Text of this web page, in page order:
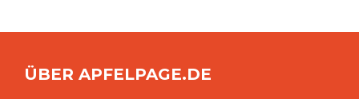
ÜBER APFELPAGE.DE